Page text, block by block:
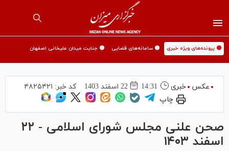
🟡 پرونده‌های ویژه خبری 🟡 سامانه‌های قضایی 🟡 جنایت میدان علیخانی اصفهان
عکس خبری 14:31 22 اسفند 1403 کد خبر: ۴۸۲۵۴۲۱
چاپ
صحن علنی مجلس شورای اسلامی - ۲۲
اسفند ۱۴۰۳